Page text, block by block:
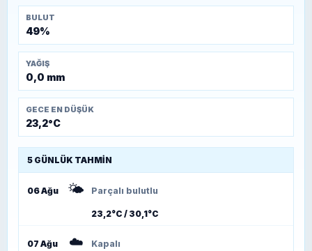
BULUT
49%
YAĞIŞ
0,0 mm
GECE EN DÜŞÜK
23,2°C
5 GÜNLÜK TAHMIN
06 Ağu 🌤️ Parçalı bulutlu
23,2°C / 30,1°C
07 Ağu ☁️ Kapalı